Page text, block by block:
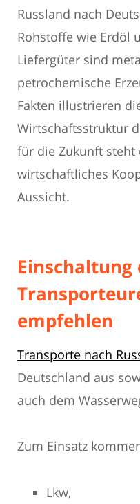
Russland nach
Rohstoffe wie Erdöl
Liefergüter sind
petrochemische
Fakten illustrieren
Wirtschaftsstruktur
für die Zukunft steht
wirtschaftliches
Aussicht.
empfehlen
Transporte nach
Deutschland aus
auch dem
Zum Einsatz
Lkw,